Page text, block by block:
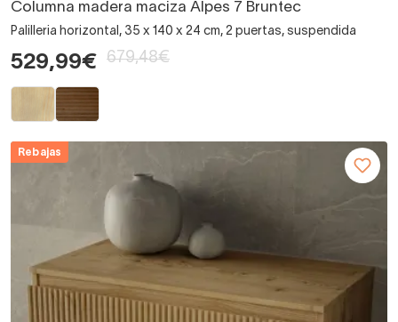
Columna madera maciza Alpes 7 Bruntec
Palilleria horizontal, 35 x 140 x 24 cm, 2 puertas, suspendida
529,99€ 679,48€
Rebajas